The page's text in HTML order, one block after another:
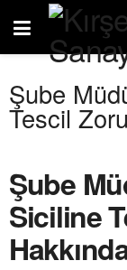
Şube
Tescil
Şube
Siciline